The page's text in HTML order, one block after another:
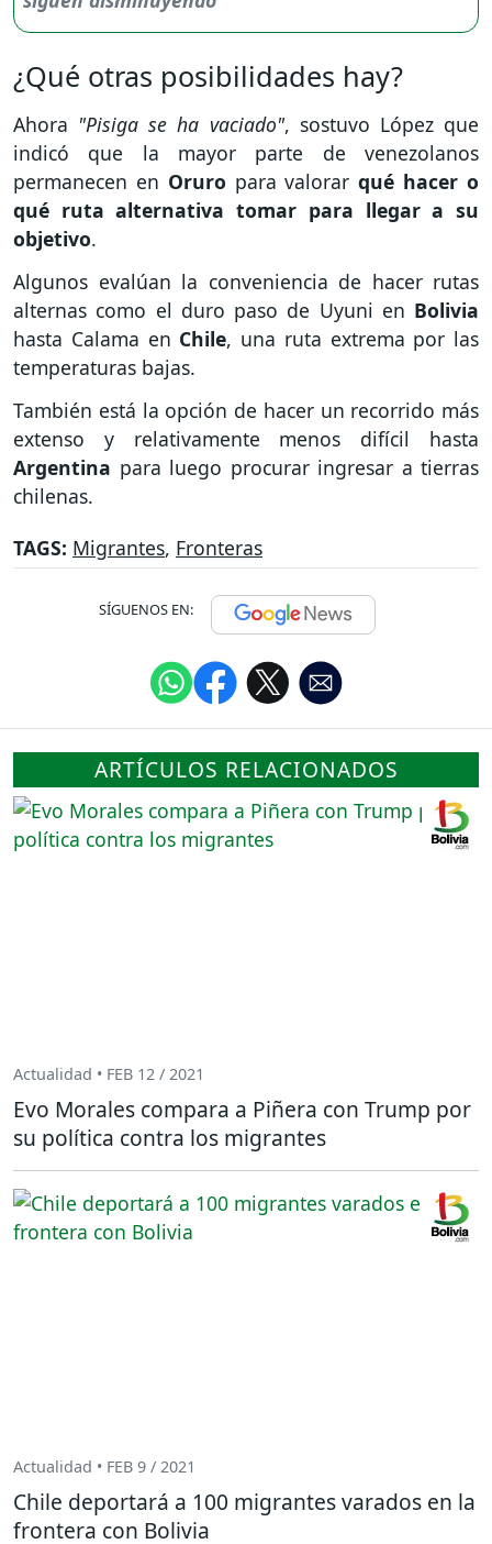
¿Qué otras posibilidades hay?
Ahora "Pisiga se ha vaciado", sostuvo López que
indicó que la mayor parte de venezolanos
permanecen en Oruro para valorarqué hacer o
qué ruta alternativa tomar para llegar a su
objetivo.
Algunos evalúan la conveniencia de hacer rutas
alternas como el duro paso de Uyuni en Bolivia
hasta Calama en Chile, una ruta extrema por las
temperaturas bajas.
También está la opción de hacer un recorrido más
extenso y relativamente menos difícil hasta
Argentina para luego procurar ingresar a tierras
chilenas.
TAGS: Migrantes, Fronteras
SÍGUENOS EN:
ARTÍCULOS RELACIONADOS
Actualidad • FEB 12 / 2021
Evo Morales compara a Piñera con Trump por
su política contra los migrantes
Actualidad • FEB 9 / 2021
Chile deportará a 100 migrantes varados en la
frontera con Bolivia